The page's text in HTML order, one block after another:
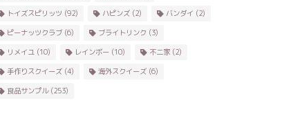
トイズスピリッツ (92) ハピンズ(2) バンダイ (2)
ピーナッツクラブ(6) ブライトリンク (3)
リメイユ(10) レインボー(10) 不二家(2)
手作りスクイーズ(4) 海外スクイーズ(6)
食品サンプル(253)